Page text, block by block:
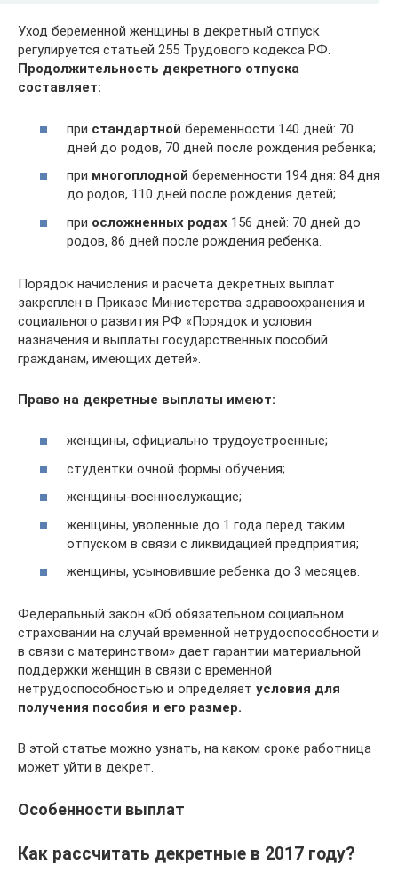
Уход беременной женщины в декретный отпуск
регулируется статьей 255 Трудового кодекса РФ.
Продолжительность декретного отпуска
составляет:
при стандартной беременности 140 дней: 70
дней до родов, 70 дней после рождения ребенка;
при многоплодной беременности 194 дня: 84 дня
до родов, 110 дней после рождения детей;
при осложненных родах 156 дней: 70 дней до
родов, 86 дней после рождения ребенка.
Порядок начисления и расчета декретных выплат
закреплен в Приказе Министерства здравоохранения и
социального развития РФ «Порядок и условия
назначения и выплаты государственных пособий
гражданам, имеющих детей».
Право на декретные выплаты имеют:
женщины, официально трудоустроенные;
студентки очной формы обучения;
женщины-военнослужащие;
женщины, уволенные до 1 года перед таким
отпуском в связи с ликвидацией предприятия;
женщины, усыновившие ребенка до 3 месяцев.
Федеральный закон «Об обязательном социальном
страховании на случай временной нетрудоспособности и
в связи с материнством» дает гарантии материальной
поддержки женщин в связи с временной
нетрудоспособностью и определяет условия для
получения пособия и его размер.
В этой статье можно узнать, на каком сроке работница
может уйти в декрет.
Особенности выплат
Как рассчитать декретные в 2017 году?